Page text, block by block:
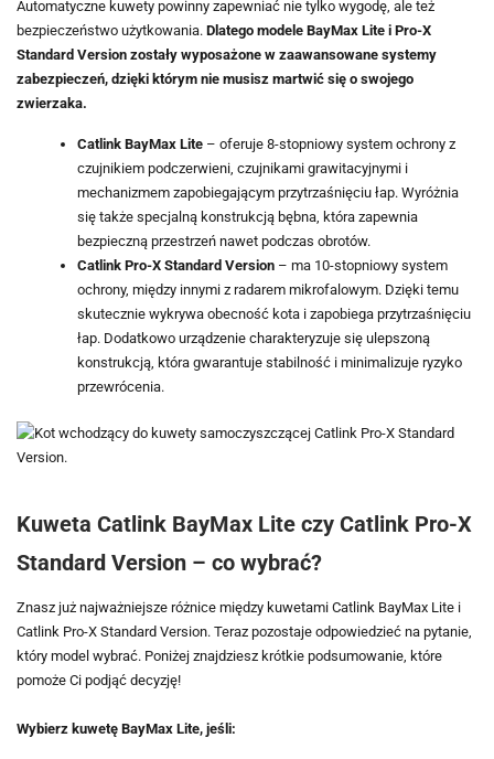
Automatyczne kuwety powinny zapewniać nie tylko wygodę, ale też
bezpieczeństwo użytkowania. Dlatego modele BayMax Lite i Pro-X
Standard Version zostały wyposażone w zaawansowane systemy
zabezpieczeń, dzięki którym nie musisz martwić się o swojego
zwierzaka.
Catlink BayMax Lite – oferuje 8-stopniowy system ochrony z
czujnikiem podczerwieni, czujnikami grawitacyjnymi i
mechanizmem zapobiegającym przytrzaśnięciu łap. Wyróżnia
się także specjalną konstrukcją bębna, która zapewnia
bezpieczną przestrzeń nawet podczas obrotów.
Catlink Pro-X Standard Version – ma 10-stopniowy system
ochrony, między innymi z radarem mikrofalowym. Dzięki temu
skutecznie wykrywa obecność kota i zapobiega przytrzaśnięciu
łap. Dodatkowo urządzenie charakteryzuje się ulepszoną
konstrukcją, która gwarantuje stabilność i minimalizuje ryzyko
przewrócenia.
Kuweta Catlink BayMax Lite czy Catlink Pro-X
Standard Version – co wybrać?
Znasz już najważniejsze różnice między kuwetami Catlink BayMax Lite i
Catlink Pro-X Standard Version. Teraz pozostaje odpowiedzieć na pytanie,
który model wybrać. Poniżej znajdziesz krótkie podsumowanie, które
pomoże Ci podjąć decyzję!
Wybierz kuwetę BayMax Lite, jeśli: